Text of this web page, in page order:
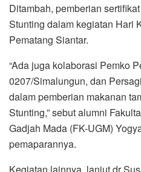
Ditambah, pemberian
Stunting dalam kegiatan Hari
Pematang Siantar.
“Ada juga kolaborasi Pemko
0207/Simalungun, dan
dalam pemberian makanan
Stunting,” sebut alumni
Gadjah Mada (FK-UGM)
pemaparannya.
Kegiatan lainnya, lanjut dr